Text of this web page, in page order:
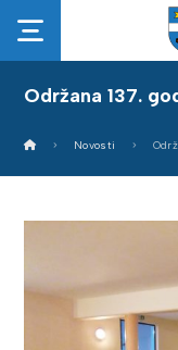
Održana 137.
Novosti